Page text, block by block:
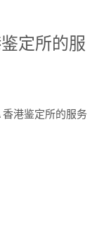
定所的服
港鉴定所的服务